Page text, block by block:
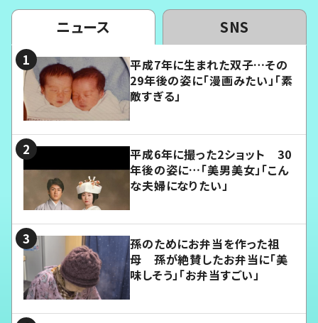
ニュース SNS
平成7年に生まれた双子…その
29年後の姿に「漫画みたい」「素
敵すぎる」
平成6年に撮った2ショット 30
年後の姿に…「美男美女」「こん
な夫婦になりたい」
孫のためにお弁当を作った祖
母 孫が絶賛したお弁当に「美
味しそう」「お弁当すごい」